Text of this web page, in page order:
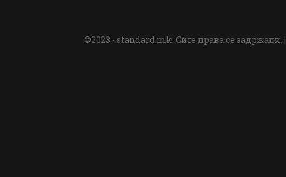
©2023 - standard.mk. Сите права се задржани. |